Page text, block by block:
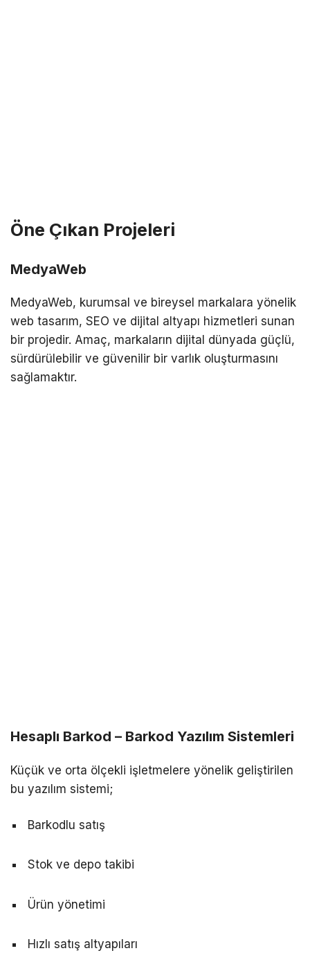
Öne Çıkan Projeleri
MedyaWeb
MedyaWeb, kurumsal ve bireysel markalara yönelik
web tasarım, SEO ve dijital altyapı hizmetleri sunan
bir projedir. Amaç, markaların dijital dünyada güçlü,
sürdürülebilir ve güvenilir bir varlık oluşturmasını
sağlamaktır.
Hesaplı Barkod – Barkod Yazılım Sistemleri
Küçük ve orta ölçekli işletmelere yönelik geliştirilen
bu yazılım sistemi;
Barkodlu satış
Stok ve depo takibi
Ürün yönetimi
Hızlı satış altyapıları